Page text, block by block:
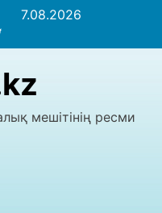
7.08.2026
мешітінің ресми